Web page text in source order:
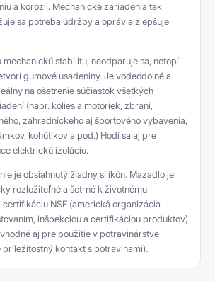
a korózii. Mechanické zariadenia tak
sa potreba údržby a opráv a zlepšuje
stabilitu, neodparuje sa, netopí
gumové usadeniny. Je vodeodolné a
na ošetrenie súčiastok všetkých
(napr. kolies a motoriek, zbraní,
záhradníckeho aj športového vybavenia,
kohútikov a pod.) Hodí sa aj pre
elektrickú izoláciu.
je obsiahnutý žiadny silikón. Mazadlo je
rozložiteľné a šetrné k životnému
NSF (americká organizácia
inšpekciou a certifikáciou produktov)
aj pre použitie v potravinárstve
príležitostný kontakt s potravinami).